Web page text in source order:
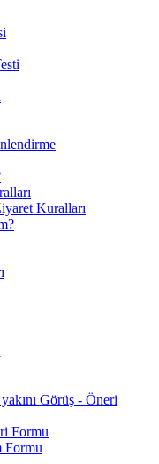
Kuralları
Görüş - Öneri
Formu
Formu